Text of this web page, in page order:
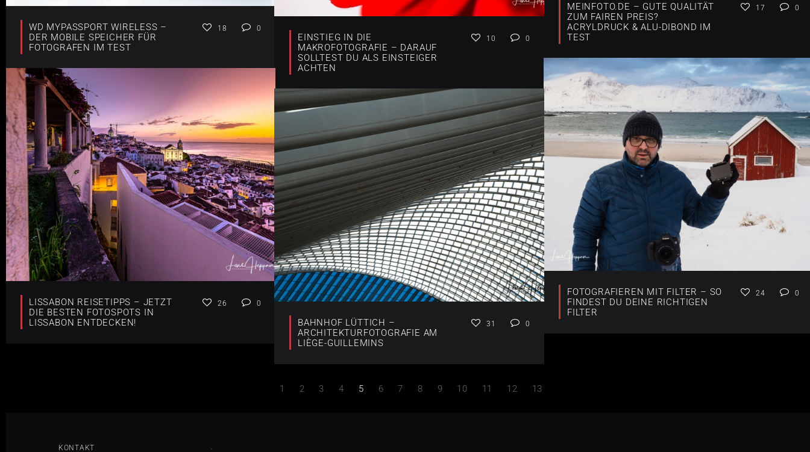
MEINFOTO.DE – GUTE QUALITÄT
ZUM FAIREN PREIS?
ACRYLDRUCK & ALU-DIBOND IM
TEST
17 0
WD MYPASSPORT WIRELESS –
DER MOBILE SPEICHER FÜR
FOTOGRAFEN IM TEST
18 0
EINSTIEG IN DIE
MAKROFOTOGRAFIE – DARAUF
SOLLTEST DU ALS EINSTEIGER
ACHTEN
10 0
FOTOGRAFIEREN MIT FILTER – SO
FINDEST DU DEINE RICHTIGEN
FILTER
24 0
LISSABON REISETIPPS – JETZT
DIE BESTEN FOTOSPOTS IN
LISSABON ENTDECKEN!
26 0
BAHNHOF LÜTTICH –
ARCHITEKTURFOTOGRAFIE AM
LIÈGE-GUILLEMINS
31 0
1 2 3 4 5 6 7 8 9 10 11 12 13
KONTAKT